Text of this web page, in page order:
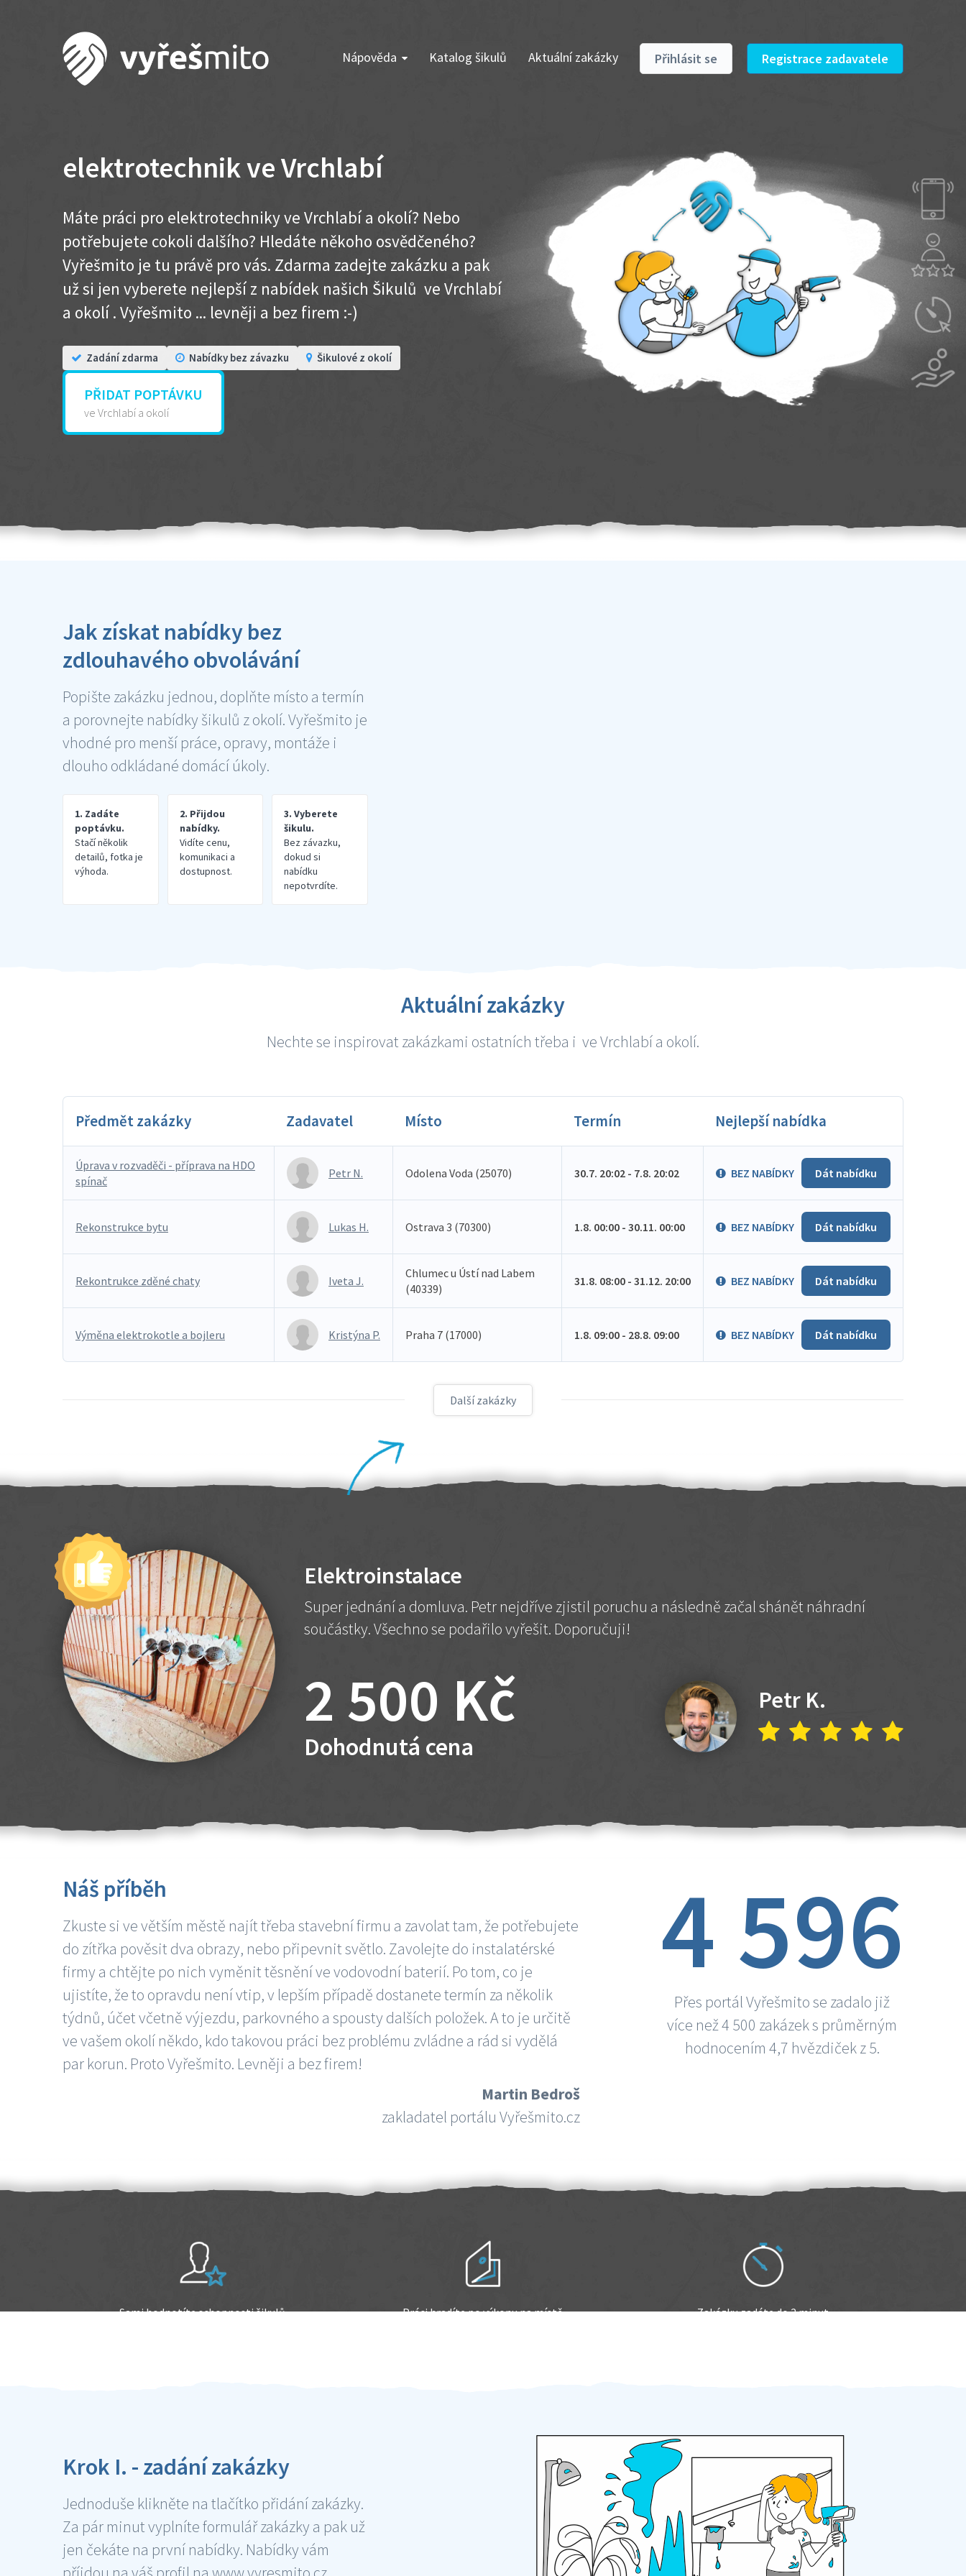
Nápověda Katalog šikulů Aktuální zakázky Přihlásit se Registrace zadavatele
elektrotechnik ve Vrchlabí
Máte práci pro elektrotechniky ve Vrchlabí a okolí? Nebo
potřebujete cokoli dalšího? Hledáte někoho osvědčeného?
Vyřešmito je tu právě pro vás. Zdarma zadejte zakázku a pak
už si jen vyberete nejlepší z nabídek našich Šikulů ve Vrchlabí
a okolí . Vyřešmito ... levněji a bez firem :-)
Zadání zdarma Nabídky bez závazku Šikulové z okolí
PŘIDAT POPTÁVKU
ve Vrchlabí a okolí
Jak získat nabídky bez
zdlouhavého obvolávání
Popište zakázku jednou, doplňte místo a termín
a porovnejte nabídky šikulů z okolí. Vyřešmito je
vhodné pro menší práce, opravy, montáže i
dlouho odkládané domácí úkoly.
1. Zadáte
poptávku.
Stačí několik
detailů, fotka je
výhoda.
2. Přijdou
nabídky.
Vidíte cenu,
komunikaci a
dostupnost.
3. Vyberete
šikulu.
Bez závazku,
dokud si
nabídku
nepotvrdíte.
Aktuální zakázky
Nechte se inspirovat zakázkami ostatních třeba i ve Vrchlabí a okolí.
Předmět zakázky Zadavatel Místo Termín Nejlepší nabídka
Úprava v rozvaděči - příprava na HDO
spínač
Petr N. Odolena Voda (25070) 30.7. 20:02 - 7.8. 20:02 BEZ NABÍDKY Dát nabídku
Rekonstrukce bytu Lukas H. Ostrava 3 (70300) 1.8. 00:00 - 30.11. 00:00 BEZ NABÍDKY Dát nabídku
Rekontrukce zděné chaty Iveta J.
Chlumec u Ústí nad Labem
(40339)
31.8. 08:00 - 31.12. 20:00 BEZ NABÍDKY Dát nabídku
Výměna elektrokotle a bojleru Kristýna P. Praha 7 (17000) 1.8. 09:00 - 28.8. 09:00 BEZ NABÍDKY Dát nabídku
Další zakázky
Elektroinstalace
Super jednání a domluva. Petr nejdříve zjistil poruchu a následně začal shánět náhradní
součástky. Všechno se podařilo vyřešit. Doporučuji!
2 500 Kč
Dohodnutá cena
Petr K.
Náš příběh
Zkuste si ve větším městě najít třeba stavební firmu a zavolat tam, že potřebujete
do zítřka pověsit dva obrazy, nebo připevnit světlo. Zavolejte do instalatérské
firmy a chtějte po nich vyměnit těsnění ve vodovodní baterií. Po tom, co je
ujistíte, že to opravdu není vtip, v lepším případě dostanete termín za několik
týdnů, účet včetně výjezdu, parkovného a spousty dalších položek. A to je určitě
ve vašem okolí někdo, kdo takovou práci bez problému zvládne a rád si vydělá
par korun. Proto Vyřešmito. Levněji a bez firem!
Martin Bedroš
zakladatel portálu Vyřešmito.cz
4 596
Přes portál Vyřešmito se zadalo již
více než 4 500 zakázek s průměrným
hodnocením 4,7 hvězdiček z 5.
Sami hodnotíte schopnosti šikulů Práci hradíte po výkonu na místě Zakázku zadáte do 2 minut
Krok I. - zadání zakázky
Jednoduše klikněte na tlačítko přidání zakázky.
Za pár minut vyplníte formulář zakázky a pak už
jen čekáte na první nabídky. Nabídky vám